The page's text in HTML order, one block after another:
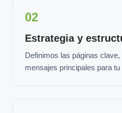
02
Estrategia y
Definimos las páginas
mensajes principales para tu